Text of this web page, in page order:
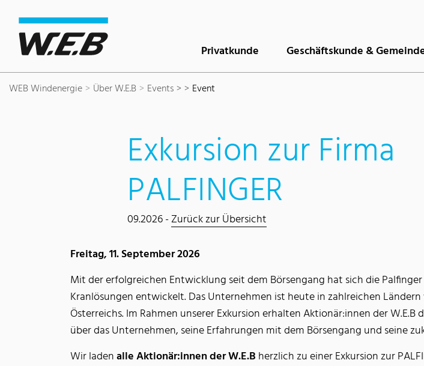
Privatkunde Geschäftskunde &
WEB Windenergie Über W.E.B Events > Event
Exkursion zur Firma
PALFINGER
09.2026 -Zurück zur Übersicht
Freitag, 11. September 2026
Mit der erfolgreichen Entwicklung seit dem Börsengang hat sich die
Kranlösungen entwickelt. Das Unternehmen ist heute in zahlreichen
Österreichs. Im Rahmen unserer Exkursion erhalten Aktionär:innen der
über das Unternehmen, seine Erfahrungen mit dem Börsengang und seine
Wir ladenalle Aktionär:innen der W.E.B herzlich zu einer Exkursion zur